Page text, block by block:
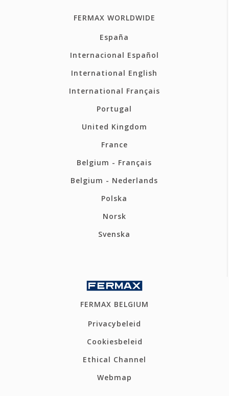
FERMAX WORLDWIDE
España
Internacional Español
International English
International Français
Portugal
United Kingdom
France
Belgium - Français
Belgium - Nederlands
Polska
Norsk
Svenska
FERMAX BELGIUM
Privacybeleid
Cookiesbeleid
Ethical Channel
Webmap